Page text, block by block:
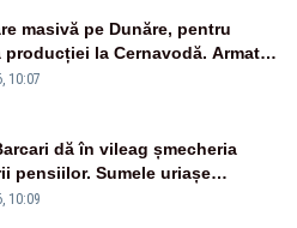
masivă pe Dunăre, pentru
producției la Cernavodă. Armata
o stâncă și va devia apa
10:07
dă în vileag șmecheria
pensiilor. Sumele uriașe
fiecare român
10:09